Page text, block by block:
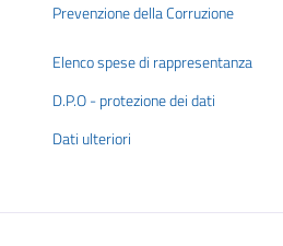
Prevenzione della Corruzione
Elenco spese di rappresentanza
D.P.O - protezione dei dati
Dati ulteriori